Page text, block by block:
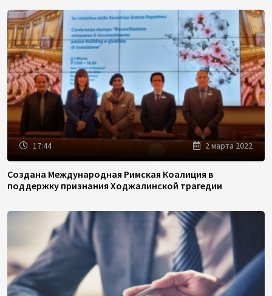
17:44 2 марта 2022
Создана Международная Римская Коалиция в
поддержку признания Ходжалинской трагедии